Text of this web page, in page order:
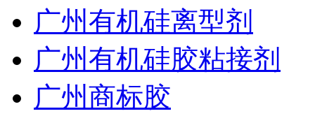
广州有机硅离型剂
广州有机硅胶粘接剂
广州商标胶